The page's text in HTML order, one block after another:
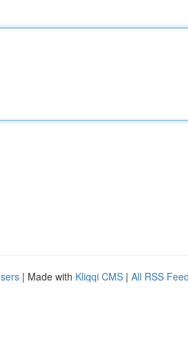
| Made with Kliqqi CMS | All RSS